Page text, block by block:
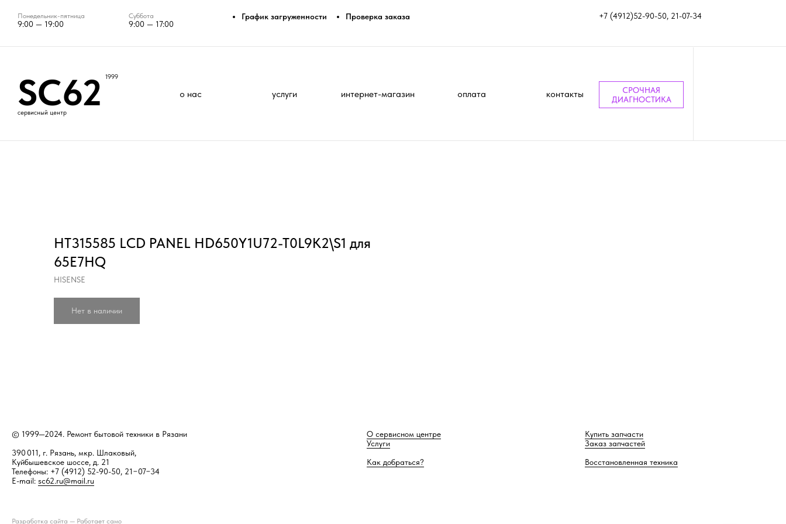
Понедельник-пятница
9:00 — 19:00
+7 (4912)52-90-50, 21-07-34
услуги
Суббота
9:00 — 17:00
интернет-магазин оплата контакты
о нас
График загруженности Проверка заказа
SC62 1999
сервисный центр
СРОЧНАЯ
ДИАГНОСТИКА
HT315585 LCD PANEL HD650Y1U72-T0L9K2\S1 для
65E7HQ
HISENSE
Нет в наличии
Разработка сайта — Работает само
© 1999—2024. Ремонт бытовой техники в Рязани
390 011, г. Рязань, мкр. Шлаковый,
Куйбышевское шоссе, д. 21
Телефоны: +7 (4912) 52-90-50, 21−07−34
E-mail: sc62.ru@mail.ru
О сервисном центре
Услуги
Как добраться?
Купить запчасти
Заказ запчастей
Восстановленная техника